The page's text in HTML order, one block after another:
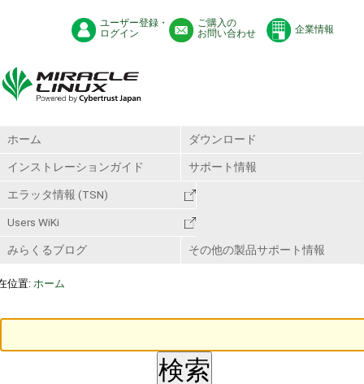
ユーザー登録・
ログイン
ご購入の
お問い合わせ
企業情報
ホーム ダウンロード
インストレーションガイド サポート情報
エラッタ情報 (TSN)
Users WiKi
みらくるブログ その他の製品サポート情報
位置: ホーム